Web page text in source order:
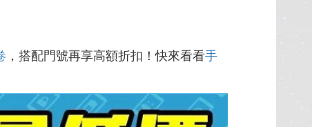
，搭配門號再享高額折扣！快來看看手